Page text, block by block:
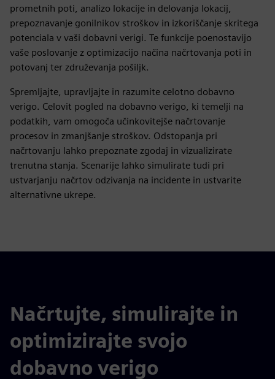
prometnih poti, analizo lokacije in delovanja lokacij,
prepoznavanje gonilnikov stroškov in izkoriščanje skritega
potenciala v vaši dobavni verigi. Te funkcije poenostavijo
vaše poslovanje z optimizacijo načina načrtovanja poti in
potovanj ter združevanja pošiljk.
Spremljajte, upravljajte in razumite celotno dobavno
verigo. Celovit pogled na dobavno verigo, ki temelji na
podatkih, vam omogoča učinkovitejše načrtovanje
procesov in zmanjšanje stroškov. Odstopanja pri
načrtovanju lahko prepoznate zgodaj in vizualizirate
trenutna stanja. Scenarije lahko simulirate tudi pri
ustvarjanju načrtov odzivanja na incidente in ustvarite
alternativne ukrepe.
Načrtujte, simulirajte in
optimizirajte svojo
dobavno verigo